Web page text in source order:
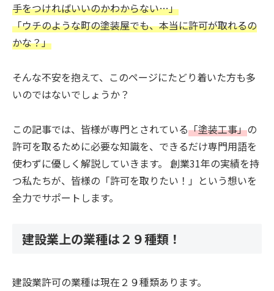
手をつければいいのかわからない…」
「ウチのような町の塗装屋でも、本当に許可が取れるの
かな？」
そんな不安を抱えて、このページにたどり着いた方も多
いのではないでしょうか？
この記事では、皆様が専門とされている「塗装工事」の
許可を取るために必要な知識を、できるだけ専門用語を
使わずに優しく解説していきます。 創業31年の実績を持
つ私たちが、皆様の「許可を取りたい！」という想いを
全力でサポートします。
建設業上の業種は２９種類！
建設業許可の業種は現在２９種類あります。